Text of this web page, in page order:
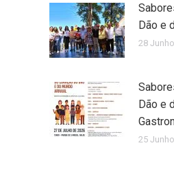
Dão e
28
Dão e
25